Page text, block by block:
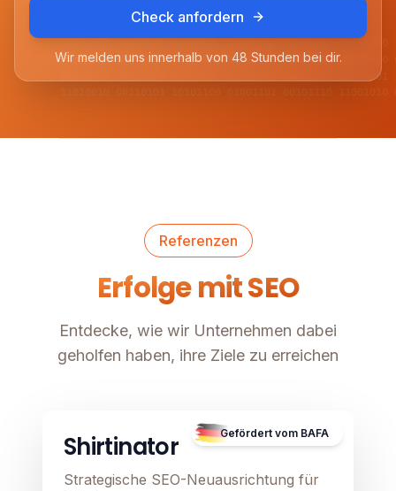
10110100 01011001 11100110 00011011 10100101
00101011 10010110 01101001 11011100 01001110
Check anfordern
Wir melden uns innerhalb von 48 Stunden bei dir.
Referenzen
Erfolge mit SEO
Entdecke, wie wir Unternehmen dabei
geholfen haben, ihre Ziele zu erreichen
Gefördert vom BAFA
Shirtinator
Strategische SEO-Neuausrichtung für